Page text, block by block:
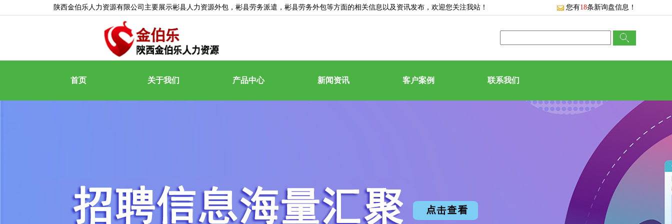
陕西金伯乐人力资源有限公司主要展示彬县人力资源外包 ，彬县劳务派遣，彬县劳务外包等方面的相关信息以及资讯发布，欢迎您关注我站！ 您有18条新询盘信息！
首页 关于我们 产品中心 新闻资讯 客户案例 联系我们